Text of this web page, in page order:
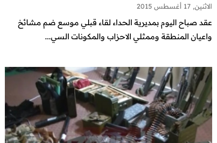
الاثنين, 17 أغسطس 2015
عقد صباح اليوم بمديرية الحداء لقاء قبلي موسع ضم مشائخ
واعيان المنطقة وممثلي الاحزاب والمكونات السي...